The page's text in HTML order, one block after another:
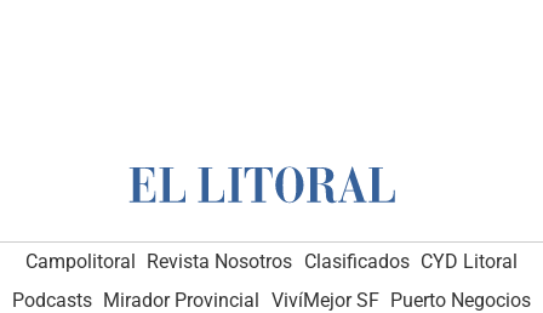
Campolitoral Revista Nosotros Clasificados CYD Litoral
Podcasts Mirador Provincial VivíMejor SF Puerto Negocios